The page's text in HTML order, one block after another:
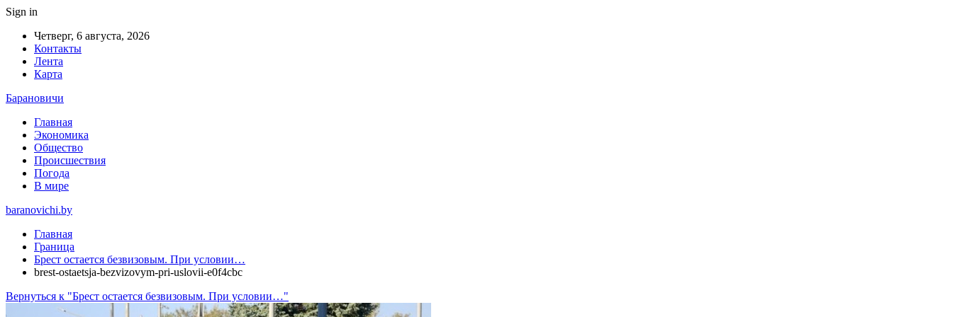
Sign in
Четверг, 6 августа, 2026
Контакты
Лента
Карта
Барановичи
Главная
Экономика
Общество
Происшествия
Погода
В мире
baranovichi.by
Главная
Граница
Брест остается безвизовым. При условии…
brest-ostaetsja-bezvizovym-pri-uslovii-e0f4cbc
Вернуться к "Брест остается безвизовым. При условии…"